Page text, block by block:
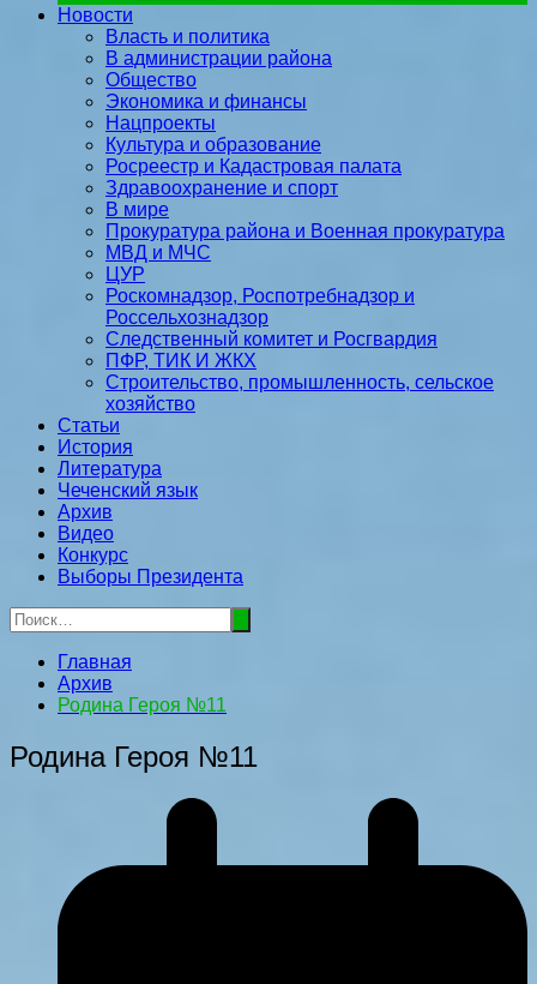
Новости
Власть и политика
В администрации района
Общество
Экономика и финансы
Нацпроекты
Культура и образование
Росреестр и Кадастровая палата
Здравоохранение и спорт
В мире
Прокуратура района и Военная прокуратура
МВД и МЧС
ЦУР
Роскомнадзор, Роспотребнадзор и
Россельхознадзор
Следственный комитет и Росгвардия
ПФР, ТИК И ЖКХ
Строительство, промышленность, сельское
хозяйство
Статьи
История
Литература
Чеченский язык
Архив
Видео
Конкурс
Выборы Президента
Главная
Архив
Родина Героя №11
Родина Героя №11